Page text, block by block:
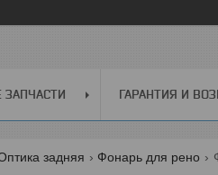
ЗАПЧАСТИ ГАРАНТИЯ И
задняя Фонарь для рено